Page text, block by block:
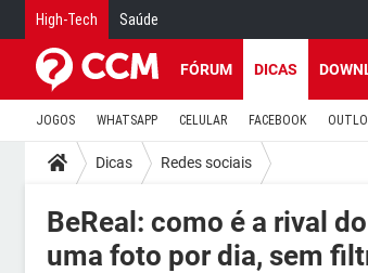
High-Tech Saúde
FÓRUM DICAS
JOGOS WHATSAPP CELULAR FACEBOOK
Dicas Redes sociais
BeReal: como é a rival
uma foto por dia, sem